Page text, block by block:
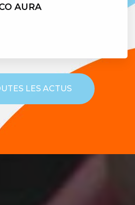
AURA
LES ACTUS